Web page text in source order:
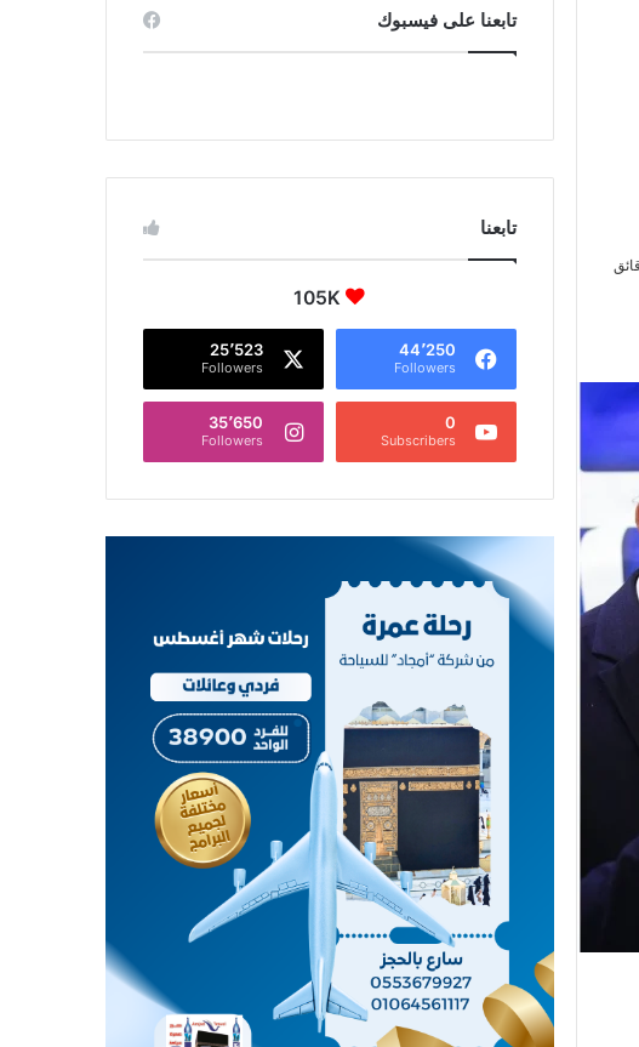
تابعنا على فيسبوك
تابعنا
105K
44٬250
Followers
25٬523
Followers
0
Subscribers
35٬650
Followers